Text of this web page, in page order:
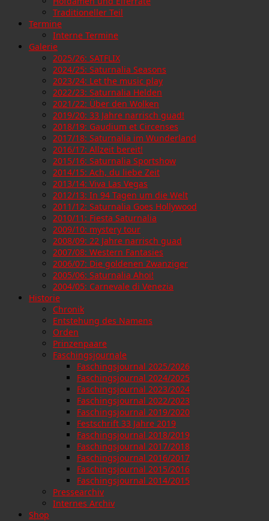
Traditioneller Teil
Termine
Interne Termine
Galerie
2025/26: SATFLIX
2024/25: Saturnalia Seasons
2023/24: Let the music play
2022/23: Saturnalia Helden
2021/22: Über den Wolken
2019/20: 33 Jahre narrisch guad!
2018/19: Gaudium et Circenses
2017/18: Saturnalia im Wunderland
2016/17: Allzeit bereit!
2015/16: Saturnalia Sportshow
2014/15: Ach, du liebe Zeit
2013/14: Viva Las Vegas
2012/13: In 94 Tagen um die Welt
2011/12: Saturnalia Goes Hollywood
2010/11: Fiesta Saturnalia
2009/10: mystery tour
2008/09: 22 Jahre narrisch guad
2007/08: Western Fantasies
2006/07: Die goldenen Zwanziger
2005/06: Saturnalia Ahoi!
2004/05: Carnevale di Venezia
Historie
Chronik
Entstehung des Namens
Orden
Prinzenpaare
Faschingsjournale
Faschingsjournal 2025/2026
Faschingsjournal 2024/2025
Faschingsjournal 2023/2024
Faschingsjournal 2022/2023
Faschingsjournal 2019/2020
Festschrift 33 Jahre 2019
Faschingsjournal 2018/2019
Faschingsjournal 2017/2018
Faschingsjournal 2016/2017
Faschingsjournal 2015/2016
Faschingsjournal 2014/2015
Pressearchiv
Internes Archiv
Shop